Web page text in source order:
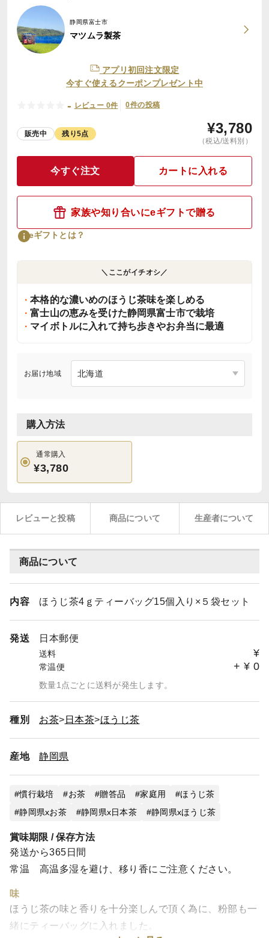
静岡県富士市
マツムラ製茶
アプリ初回注文限定
今すぐ使えるクーポンプレゼント中
- レビュー 0件 0件の投稿
販売中 残り5点 ¥3,780
（税込/送料別）
今すぐ注文 カートに入れる
家族や知り合いにeギフトで贈る
eギフトとは？
＼ここがイチオシ／
本格的な濃いめのほうじ茶味を楽しめる
富士山の恵みを受けた静岡県富士市で栽培
マイボトルに入れて持ち歩きやお弁当に最適
お届け地域
購入方法
通常購入
¥3,780
レビューと投稿 商品について 生産者について
商品について
内容 ほうじ茶4ｇティーバッグ15個入り×５袋セット
発送 日本郵便
送料 ¥
常温便 + ¥ 0
数量1点ごとに送料が発生します。
種別 お茶 日本茶 ほうじ茶
産地 静岡県
慣行栽培 お茶 贈答品 家庭用
ほうじ茶
静岡県xお茶
静岡県x日本茶 静岡県xほうじ茶
賞味期限 / 保存方法
発送から365日間
常温 高温多湿を避け、移り香にご注意ください。
味
ほうじ茶の味と香りを十分楽しんで頂く為に、粉部も一
緒にティーバッグに入れました。